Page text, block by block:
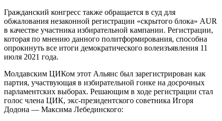
Гражданский конгресс также обращается в суд для
обжалования незаконной регистрации «скрытого блока» AUR
в качестве участника избирательной кампании. Регистрации,
которая по мнению данного политформирования, способна
опрокинуть все итоги демократического волеизъявления 11
июля 2021 года.
Молдавским ЦИКом этот Альянс был зарегистрирован как
партия, участвующая в избирательной гонке на досрочных
парламентских выборах. Решающим в ходе регистрации стал
голос члена ЦИК, экс-президентского советника Игоря
Додона — Максима Лебединского: